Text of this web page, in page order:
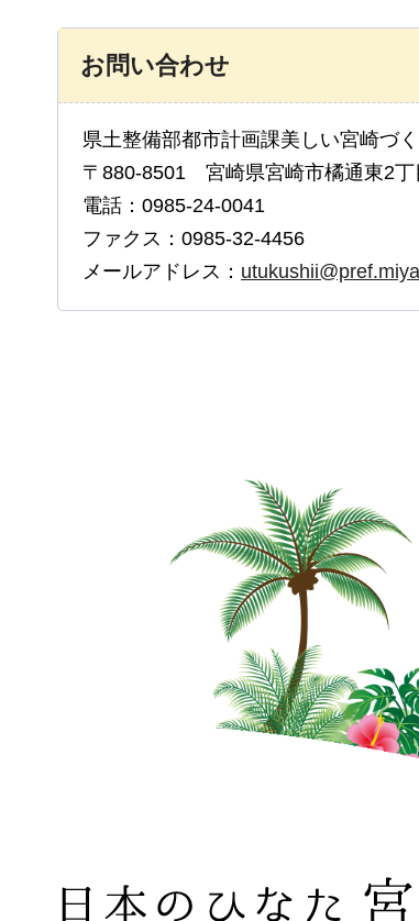
お問い合わせ
県土整備部都市計画課美しい宮崎づ
〒880-8501 宮崎県宮崎市橘通東2丁
電話：0985-24-0041
ファクス：0985-32-4456
メールアドレス：
日本のひなた 宮崎県 MIYAZAKI